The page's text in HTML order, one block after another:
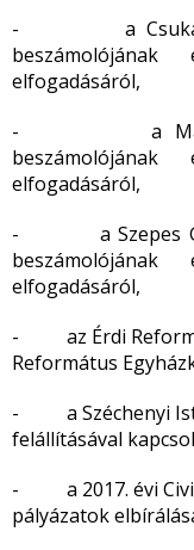
- a Csuka
elfogadásáról,
- a Magyar
elfogadásáról,
- a Szepes
elfogadásáról,
- az Érdi
Református
- a Széchenyi
felállításával
- a 2017. évi Civil
pályázatok